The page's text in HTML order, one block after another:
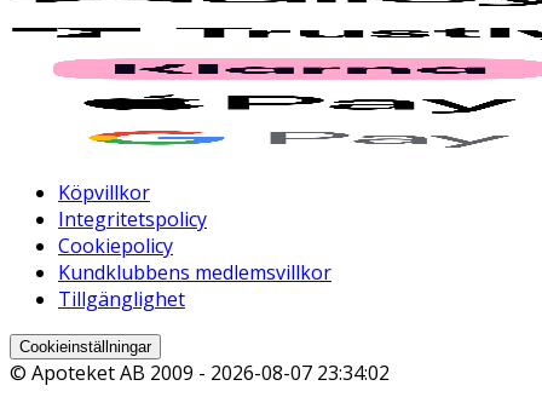
Köpvillkor
Integritetspolicy
Cookiepolicy
Kundklubbens medlemsvillkor
Tillgänglighet
Cookieinställningar
© Apoteket AB 2009 - 2026-08-07 23:34:02